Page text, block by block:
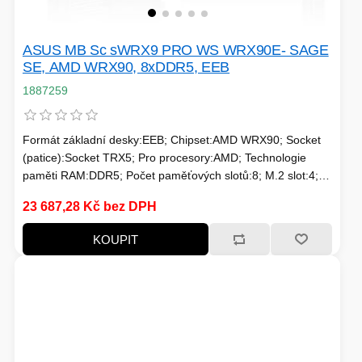
MINI-PC
PROCESORY - AMD
MS COPILOT
TISKOVÁ MÉDIA
KOMERČNÍ PANELY
PRODLUŽOVACÍ PŘÍVOD
IP KAMERY
LEDNIČKY
ASUS MB Sc sWRX9 PRO WS WRX90E- SAGE
SE, AMD WRX90, 8xDDR5, EEB
1887259
Formát základní desky:EEB; Chipset:AMD WRX90; Socket
(patice):Socket TRX5; Pro procesory:AMD; Technologie
paměti RAM:DDR5; Počet paměťových slotů:8; M.2 slot:4;
Express x1:0; PCI:0; LAN:1Gbit/s, 10Gbit/s; Bezdrátové
připojení:bez; DisplayPort:0; HDMI:0; VGA:0; DVI:0;
DisplayPort Type-C:0
23 687,28 Kč bez DPH
KOUPIT